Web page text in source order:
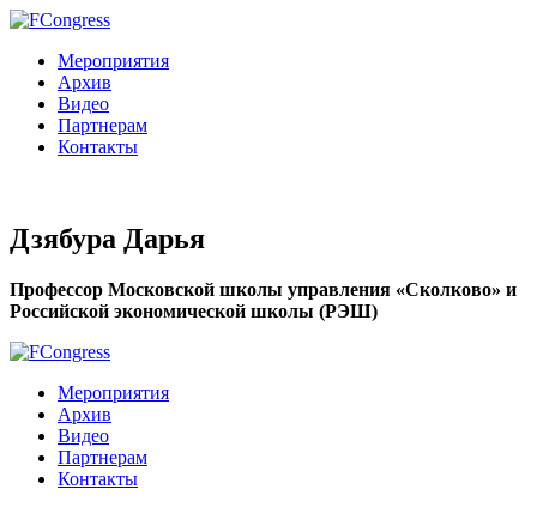
Мероприятия
Архив
Видео
Партнерам
Контакты
Дзябура Дарья
Профессор Московской школы управления «Сколково» и
Российской экономической школы (РЭШ)
Мероприятия
Архив
Видео
Партнерам
Контакты